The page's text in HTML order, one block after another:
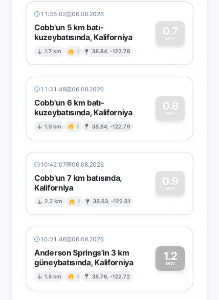
11:35:02 06.08.2026
Cobb'un 5 km batı-
kuzeybatısında, Kaliforniya
1.7 km I 38.84, -122.78
0.7
MW
0
11:31:49 06.08.2026
Cobb'un 6 km batı-
kuzeybatısında, Kaliforniya
1.9 km I 38.84, -122.79
0.8
MW
0
10:42:07 06.08.2026
Cobb'un 7 km batısında,
Kaliforniya
2.2 km I 38.83, -122.81
0.9
MW
0
10:01:46 06.08.2026
Anderson Springs'in 3 km
güneybatısında, Kaliforniya
1.8 km I 38.76, -122.72
1.2
MW1